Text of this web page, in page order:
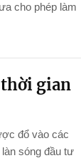
cho phép làm
gian
đổ vào các
sóng đầu tư